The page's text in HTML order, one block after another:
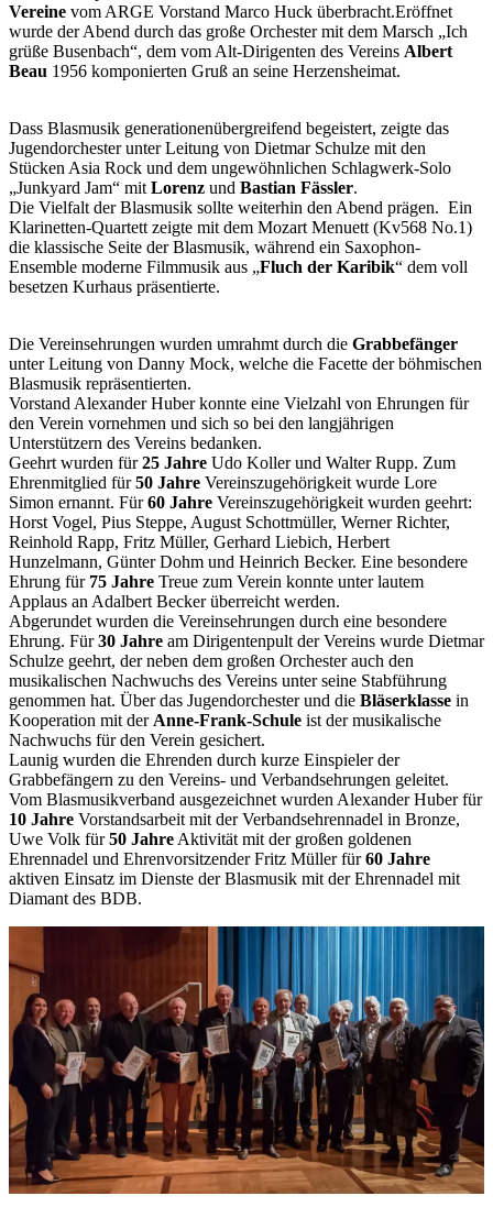
Vereine vom ARGE Vorstand Marco Huck überbracht.Eröffnet
wurde der Abend durch das große Orchester mit dem Marsch „Ich
grüße Busenbach“, dem vom Alt-Dirigenten des Vereins Albert
Beau 1956 komponierten Gruß an seine Herzensheimat.
Dass Blasmusik generationenübergreifend begeistert, zeigte das
Jugendorchester unter Leitung von Dietmar Schulze mit den
Stücken Asia Rock und dem ungewöhnlichen Schlagwerk-Solo
„Junkyard Jam“ mit Lorenz und Bastian Fässler.
Die Vielfalt der Blasmusik sollte weiterhin den Abend prägen. Ein
Klarinetten-Quartett zeigte mit dem Mozart Menuett (Kv568 No.1)
die klassische Seite der Blasmusik, während ein Saxophon-
Ensemble moderne Filmmusik aus „Fluch der Karibik“ dem voll
besetzen Kurhaus präsentierte.
Die Vereinsehrungen wurden umrahmt durch die Grabbefänger
unter Leitung von Danny Mock, welche die Facette der böhmischen
Blasmusik repräsentierten.
Vorstand Alexander Huber konnte eine Vielzahl von Ehrungen für
den Verein vornehmen und sich so bei den langjährigen
Unterstützern des Vereins bedanken.
Geehrt wurden für25 Jahre Udo Koller und Walter Rupp. Zum
Ehrenmitglied für50 Jahre Vereinszugehörigkeit wurde Lore
Simon ernannt. Für60 Jahre Vereinszugehörigkeit wurden geehrt:
Horst Vogel, Pius Steppe, August Schottmüller, Werner Richter,
Reinhold Rapp, Fritz Müller, Gerhard Liebich, Herbert
Hunzelmann, Günter Dohm und Heinrich Becker. Eine besondere
Ehrung für 75 Jahre Treue zum Verein konnte unter lautem
Applaus an Adalbert Becker überreicht werden.
Abgerundet wurden die Vereinsehrungen durch eine besondere
Ehrung. Für30 Jahre am Dirigentenpult der Vereins wurde Dietmar
Schulze geehrt, der neben dem großen Orchester auch den
musikalischen Nachwuchs des Vereins unter seine Stabführung
genommen hat. Über das Jugendorchester und die Bläserklasse in
Kooperation mit der Anne-Frank-Schule ist der musikalische
Nachwuchs für den Verein gesichert.
Launig wurden die Ehrenden durch kurze Einspieler der
Grabbefängern zu den Vereins- und Verbandsehrungen geleitet.
Vom Blasmusikverband ausgezeichnet wurden Alexander Huber für
10 Jahre Vorstandsarbeit mit der Verbandsehrennadel in Bronze,
Uwe Volk für50 Jahre Aktivität mit der großen goldenen
Ehrennadel und Ehrenvorsitzender Fritz Müller für60 Jahre
aktiven Einsatz im Dienste der Blasmusik mit der Ehrennadel mit
Diamant des BDB.